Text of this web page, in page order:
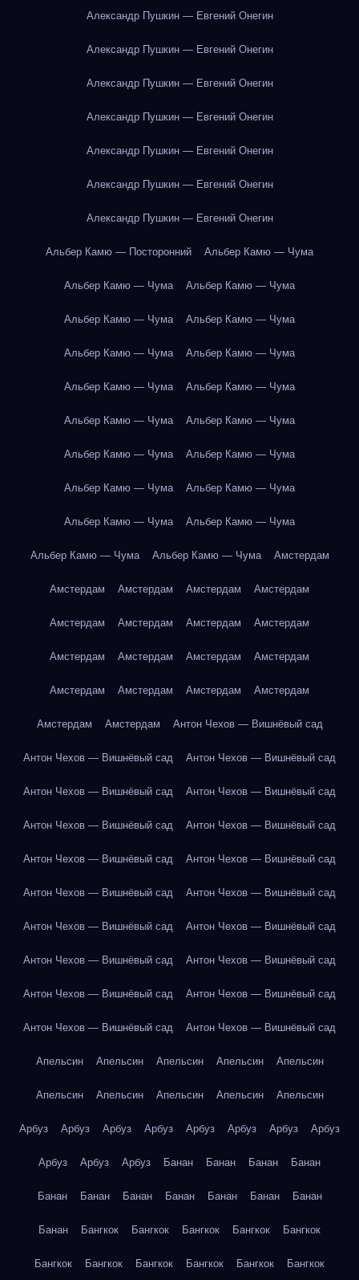
Александр Пушкин — Евгений Онегин
Александр Пушкин — Евгений Онегин
Александр Пушкин — Евгений Онегин
Александр Пушкин — Евгений Онегин
Александр Пушкин — Евгений Онегин
Александр Пушкин — Евгений Онегин
Александр Пушкин — Евгений Онегин
Альбер Камю — Посторонний Альбер Камю — Чума
Альбер Камю — Чума Альбер Камю — Чума
Альбер Камю — Чума Альбер Камю — Чума
Альбер Камю — Чума Альбер Камю — Чума
Альбер Камю — Чума Альбер Камю — Чума
Альбер Камю — Чума Альбер Камю — Чума
Альбер Камю — Чума Альбер Камю — Чума
Альбер Камю — Чума Альбер Камю — Чума
Альбер Камю — Чума Альбер Камю — Чума
Альбер Камю — Чума Альбер Камю — Чума Амстердам
Амстердам Амстердам Амстердам Амстердам
Амстердам Амстердам Амстердам Амстердам
Амстердам Амстердам Амстердам Амстердам
Амстердам Амстердам Амстердам Амстердам
Амстердам Амстердам Антон Чехов — Вишнёвый сад
Антон Чехов — Вишнёвый сад Антон Чехов — Вишнёвый сад
Антон Чехов — Вишнёвый сад Антон Чехов — Вишнёвый сад
Антон Чехов — Вишнёвый сад Антон Чехов — Вишнёвый сад
Антон Чехов — Вишнёвый сад Антон Чехов — Вишнёвый сад
Антон Чехов — Вишнёвый сад Антон Чехов — Вишнёвый сад
Антон Чехов — Вишнёвый сад Антон Чехов — Вишнёвый сад
Антон Чехов — Вишнёвый сад Антон Чехов — Вишнёвый сад
Антон Чехов — Вишнёвый сад Антон Чехов — Вишнёвый сад
Антон Чехов — Вишнёвый сад Антон Чехов — Вишнёвый сад
Апельсин Апельсин Апельсин Апельсин Апельсин
Апельсин Апельсин Апельсин Апельсин Апельсин
Арбуз Арбуз Арбуз Арбуз Арбуз Арбуз Арбуз Арбуз
Арбуз Арбуз Арбуз Банан Банан Банан Банан
Банан Банан Банан Банан Банан Банан Банан
Банан Бангкок Бангкок Бангкок Бангкок Бангкок
Бангкок Бангкок Бангкок Бангкок Бангкок Бангкок